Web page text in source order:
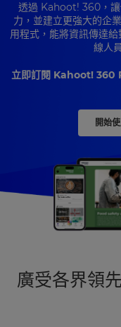
透過 Kahoot! 360，讓
力，並建立更強大的企
用程式，能將資訊傳達
線人
立即訂閱 Kahoot! 360
開始
廣受各界領